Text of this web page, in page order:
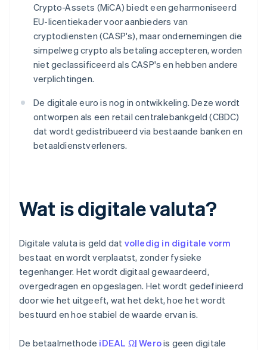
Crypto-Assets (MiCA) biedt een geharmoniseerd
EU-licentiekader voor aanbieders van
cryptodiensten (CASP's), maar ondernemingen die
simpelweg crypto als betaling accepteren, worden
niet geclassificeerd als CASP's en hebben andere
verplichtingen.
De digitale euro is nog in ontwikkeling. Deze wordt
ontworpen als een retail centralebankgeld (CBDC)
dat wordt gedistribueerd via bestaande banken en
betaaldienstverleners.
Wat is digitale valuta?
Digitale valuta is geld dat volledig in digitale vorm
bestaat en wordt verplaatst, zonder fysieke
tegenhanger. Het wordt digitaal gewaardeerd,
overgedragen en opgeslagen. Het wordt gedefinieerd
door wie het uitgeeft, wat het dekt, hoe het wordt
bestuurd en hoe stabiel de waarde ervan is.
De betaalmethode iDEAL Ω| Werois geen digitale